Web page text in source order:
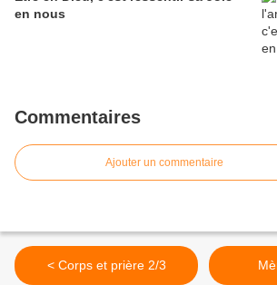
en nous
Commentaires
Ajouter un commentaire
< Corps et prière 2/3